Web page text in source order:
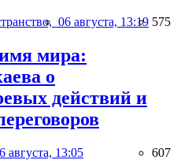
06 августа, 13:19 575
мира:
о
действий и
августа, 13:05 607